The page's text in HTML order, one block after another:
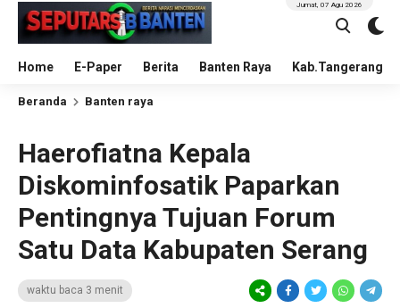
Home E-Paper Berita Banten Raya Kab.Tangerang
Jumat, 07 Agu 2026
Beranda Banten raya
Haerofiatna Kepala
Diskominfosatik Paparkan
Pentingnya Tujuan Forum
Satu Data Kabupaten Serang
waktu baca 3 menit